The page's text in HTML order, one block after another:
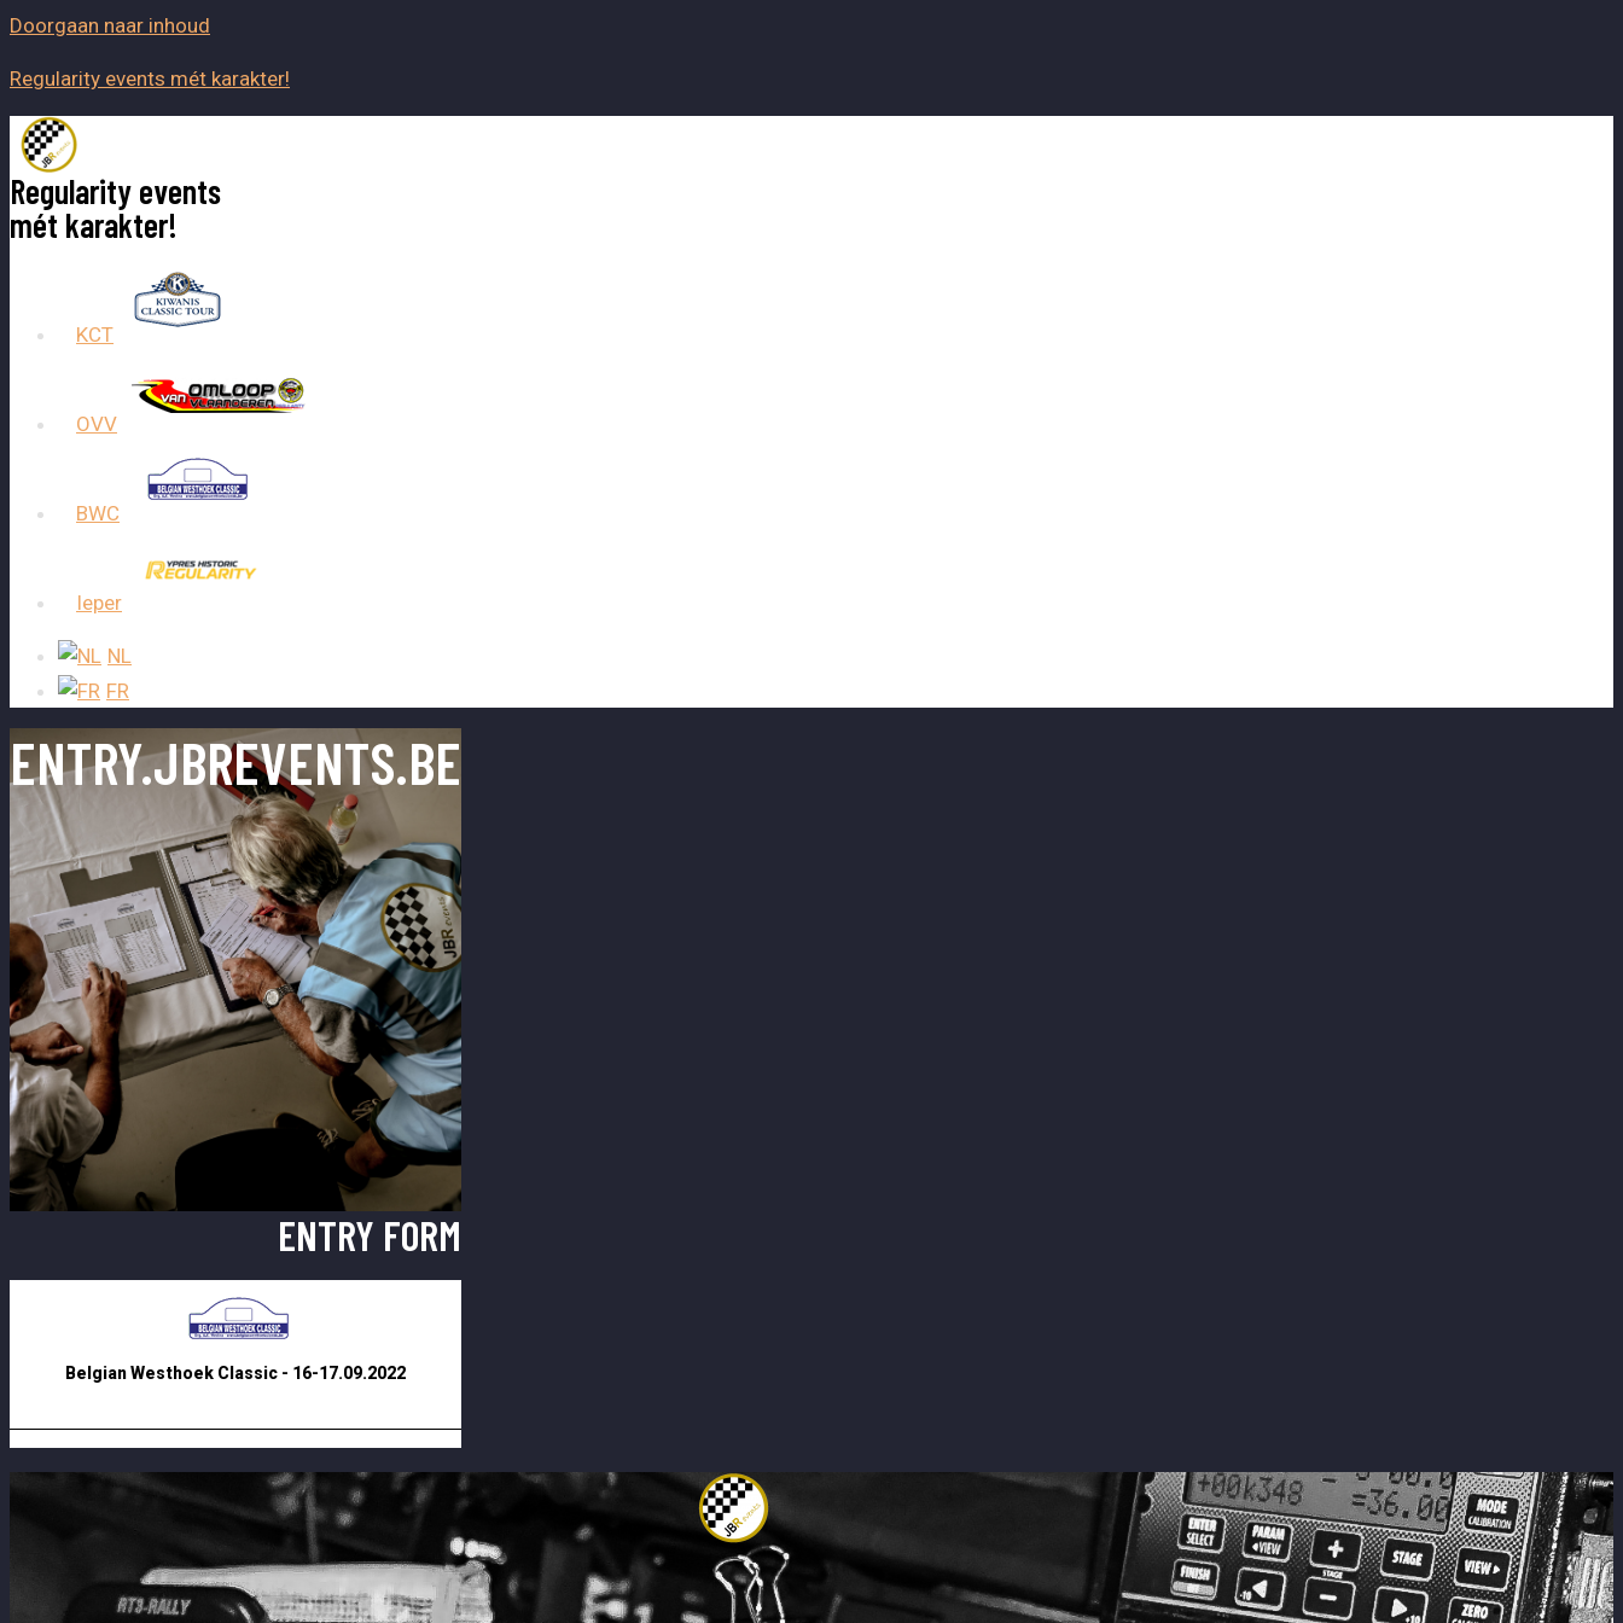
Doorgaan naar inhoud
Regularity events mét karakter!
Regularity events
mét karakter!
KCT
OVV
BWC
Ieper
NL
FR
ENTRY.JBREVENTS.BE
ENTRY FORM
Belgian Westhoek Classic - 16-17.09.2022